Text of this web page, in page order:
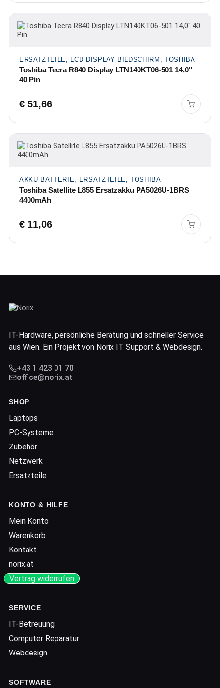
ERSATZTEILE, LCD DISPLAY BILDSCHIRM, TOSHIBA
Toshiba Tecra R840 Display LTN140KT06-501 14,0"
40 Pin
€51,66
AKKU BATTERIE, ERSATZTEILE, TOSHIBA
Toshiba Satellite L855 Ersatzakku PA5026U-1BRS
4400mAh
€11,06
IT-Hardware, persönliche Beratung und schneller Service
aus Wien. Ein Projekt von Norix IT Support & Webdesign.
+43 1 423 01 70
office@norix.at
SHOP
Laptops
PC-Systeme
Zubehör
Netzwerk
Ersatzteile
KONTO & HILFE
Mein Konto
Warenkorb
Kontakt
norix.at
Vertrag widerrufen
SERVICE
IT-Betreuung
Computer Reparatur
Webdesign
SOFTWARE